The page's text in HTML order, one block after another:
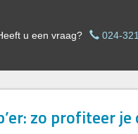
u een vraag? 024-
zo profiteer